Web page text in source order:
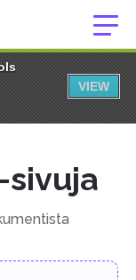
VIEW
sivuja